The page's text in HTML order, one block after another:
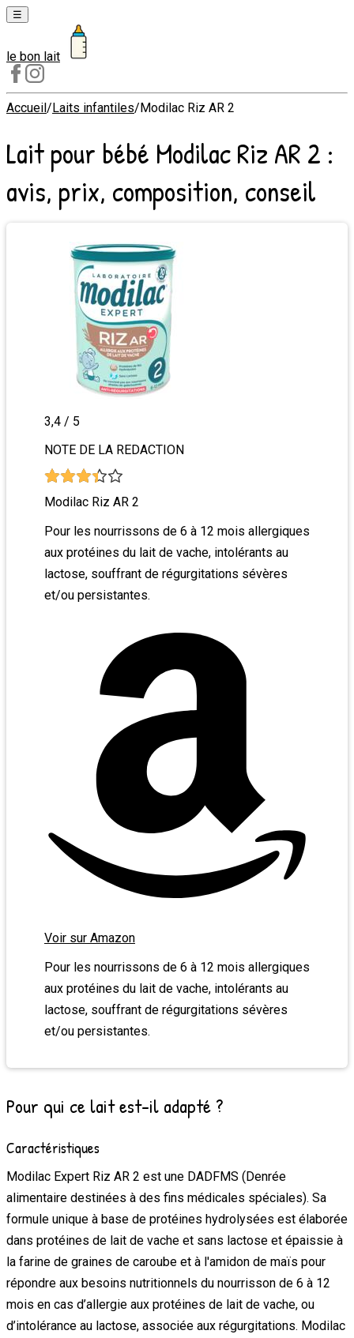
☰
Laits
1er
âge
2e
âge
Laits
le bon lait
Accueil/Laits infantiles/Modilac Riz AR 2
Lait pour bébé Modilac Riz AR 2 :
avis, prix, composition, conseil
3,4 / 5
NOTE DE LA REDACTION
Modilac Riz AR 2
Pour les nourrissons de 6 à 12 mois allergiques
aux protéines du lait de vache, intolérants au
lactose, souffrant de régurgitations sévères
et/ou persistantes.
Voir sur Amazon
Pour les nourrissons de 6 à 12 mois allergiques
aux protéines du lait de vache, intolérants au
lactose, souffrant de régurgitations sévères
et/ou persistantes.
Pour qui ce lait est-il adapté ?
Caractéristiques
Modilac Expert Riz AR 2 est une DADFMS (Denrée
alimentaire destinées à des fins médicales spéciales). Sa
formule unique à base de protéines hydrolysées est élaborée
dans protéines de lait de vache et sans lactose et épaissie à
la farine de graines de caroube et à l'amidon de maïs pour
répondre aux besoins nutritionnels du nourrisson de 6 à 12
mois en cas d’allergie aux protéines de lait de vache, ou
d’intolérance au lactose, associée aux régurgitations. Modilac